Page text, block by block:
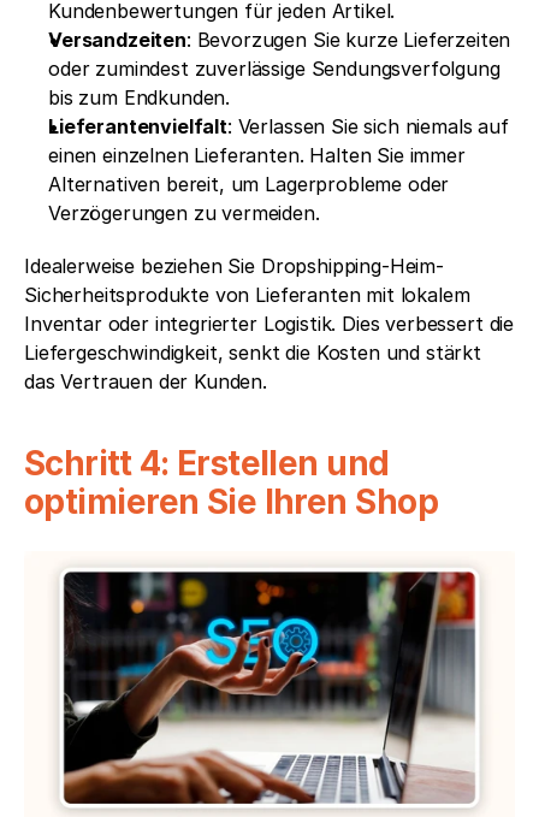
Kundenbewertungen für jeden Artikel.
Versandzeiten: Bevorzugen Sie kurze Lieferzeiten
oder zumindest zuverlässige Sendungsverfolgung
bis zum Endkunden.
Lieferantenvielfalt: Verlassen Sie sich niemals auf
einen einzelnen Lieferanten. Halten Sie immer
Alternativen bereit, um Lagerprobleme oder
Verzögerungen zu vermeiden.
Idealerweise beziehen Sie Dropshipping-Heim-
Sicherheitsprodukte von Lieferanten mit lokalem
Inventar oder integrierter Logistik. Dies verbessert die
Liefergeschwindigkeit, senkt die Kosten und stärkt
das Vertrauen der Kunden.
Schritt 4: Erstellen und
optimieren Sie Ihren Shop